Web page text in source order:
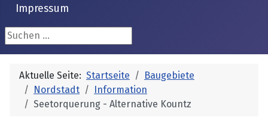
Impressum
Suchen ...
Aktuelle Seite: Startseite
Baugebiete
Nordstadt
Information
Seetorquerung - Alternative Kountz